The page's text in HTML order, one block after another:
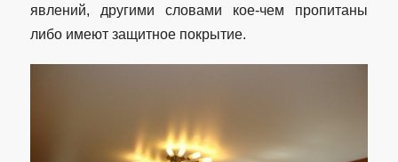
явлений, другими словами кое-чем пропитаны
либо имеют защитное покрытие.